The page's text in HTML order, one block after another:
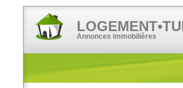
Annonces immobilières